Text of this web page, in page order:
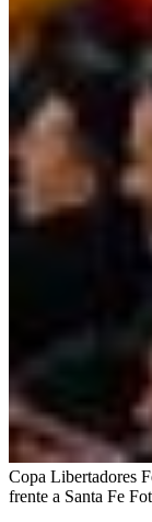
Copa Libertadores
frente a Santa Fe